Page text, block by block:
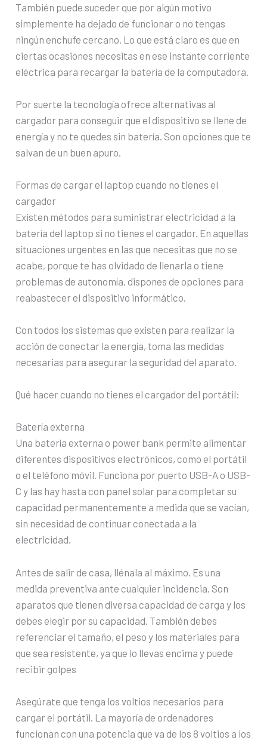
También puede suceder que por algún motivo
simplemente ha dejado de funcionar o no tengas
ningún enchufe cercano. Lo que está claro es que en
ciertas ocasiones necesitas en ese instante corriente
eléctrica para recargar la batería de la computadora.
Por suerte la tecnología ofrece alternativas al
cargador para conseguir que el dispositivo se llene de
energía y no te quedes sin batería. Son opciones que te
salvan de un buen apuro.
Formas de cargar el laptop cuando no tienes el
cargador
Existen métodos para suministrar electricidad a la
batería del laptop si no tienes el cargador. En aquellas
situaciones urgentes en las que necesitas que no se
acabe, porque te has olvidado de llenarla o tiene
problemas de autonomía, dispones de opciones para
reabastecer el dispositivo informático.
Con todos los sistemas que existen para realizar la
acción de conectar la energía, toma las medidas
necesarias para asegurar la seguridad del aparato.
Qué hacer cuando no tienes el cargador del portátil:
Batería externa
Una batería externa o power bank permite alimentar
diferentes dispositivos electrónicos, como el portátil
o el teléfono móvil. Funciona por puerto USB-A o USB-
C y las hay hasta con panel solar para completar su
capacidad permanentemente a medida que se vacían,
sin necesidad de continuar conectada a la
electricidad.
Antes de salir de casa, llénala al máximo. Es una
medida preventiva ante cualquier incidencia. Son
aparatos que tienen diversa capacidad de carga y los
debes elegir por su capacidad. También debes
referenciar el tamaño, el peso y los materiales para
que sea resistente, ya que lo llevas encima y puede
recibir golpes
Asegúrate que tenga los voltios necesarios para
cargar el portátil. La mayoría de ordenadores
funcionan con una potencia que va de los 8 voltios a los